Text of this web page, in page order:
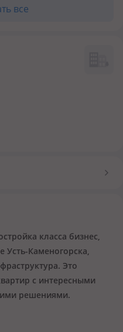
все
класса бизнес,
Каменогорска,
Это
с интересными
решениями.